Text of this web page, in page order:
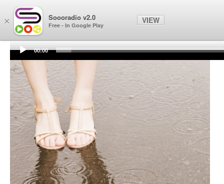
Soooradio
Audio
Player
00:00
× Soooradio v2.0
Free - In Google Play
VIEW